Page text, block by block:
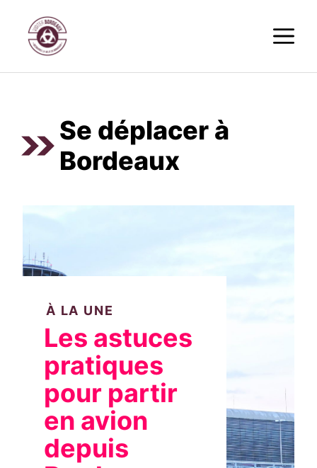
contenu
Se déplacer à
Bordeaux
À LA UNE
Les astuces
pratiques
pour partir
en avion
depuis